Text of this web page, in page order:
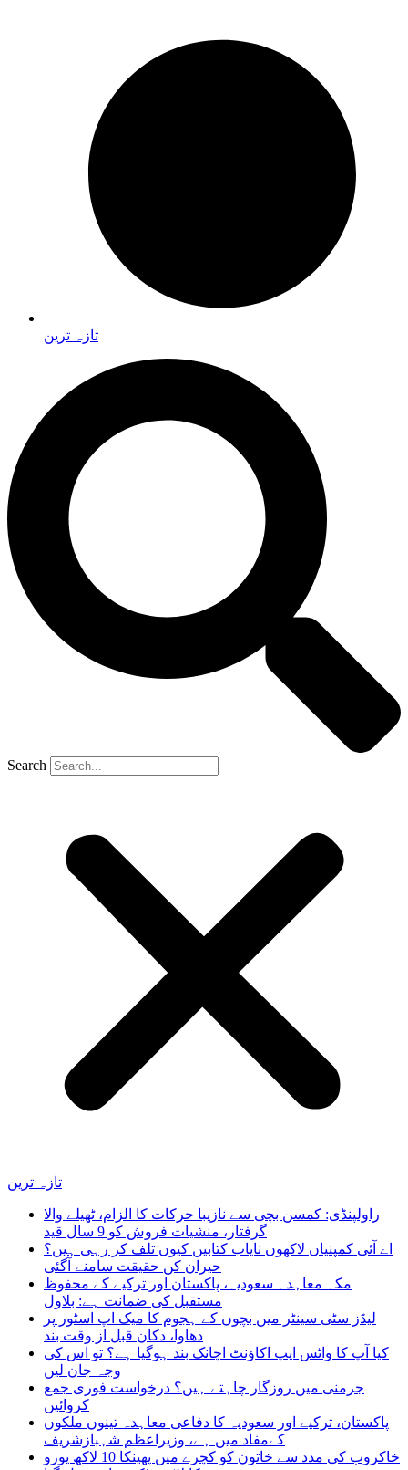
تازہ ترین
Search
تازہ ترین
راولپنڈی: کمسن بچی سے نازیبا حرکات کا الزام، ٹھیلے والا
گرفتار، منشیات فروش کو 9 سال قید
اے آئی کمپنیاں لاکھوں نایاب کتابیں کیوں تلف کر رہی ہیں؟
حیران کن حقیقت سامنے آگئی
مکہ معاہدہ سعودیہ، پاکستان اور ترکیے کے محفوظ
مستقبل کی ضمانت ہے: بلاول
لیڈز سٹی سینٹر میں بچوں کے ہجوم کا میک اپ اسٹور پر
دھاوا، دکان قبل از وقت بند
کیا آپ کا واٹس ایپ اکاؤنٹ اچانک بند ہوگیا ہے؟ تو اس کی
وجہ جان لیں
جرمنی میں روزگار چاہتے ہیں؟ درخواست فوری جمع
کروائیں
پاکستان، ترکیے اور سعودیہ کا دفاعی معاہدہ تینوں ملکوں
کےمفاد میں ہے، وزیراعظم شہبازشریف
خاکروب کی مدد سے خاتون کو کچرے میں پھینکا 10 لاکھ یورو